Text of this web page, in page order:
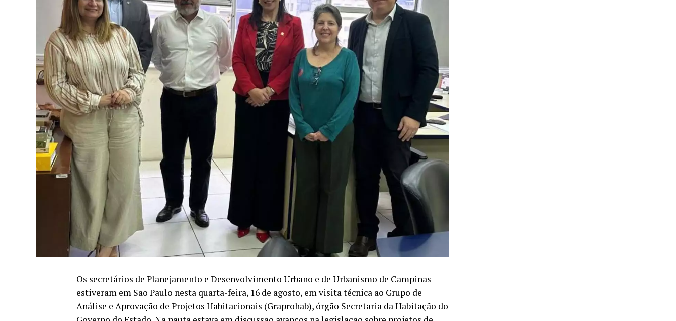
Os secretários de Planejamento e Desenvolvimento Urbano e de Urbanismo de Campinas
estiveram em São Paulo nesta quarta-feira, 16 de agosto, em visita técnica ao Grupo de
Análise e Aprovação de Projetos Habitacionais (Graprohab), órgão Secretaria da Habitação do